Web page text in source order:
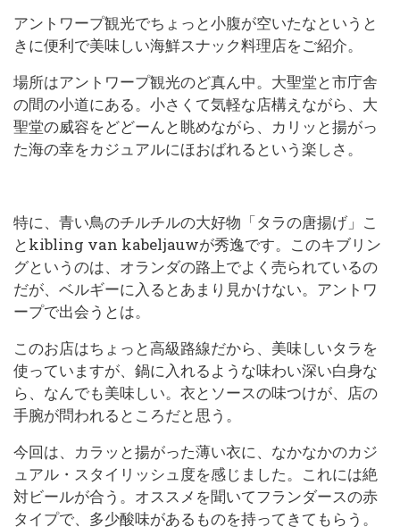
アントワープ観光でちょっと小腹が空いたなというと
きに便利で美味しい海鮮スナック料理店をご紹介。
場所はアントワープ観光のど真ん中。大聖堂と市庁舎
の間の小道にある。小さくて気軽な店構えながら、大
聖堂の威容をどどーんと眺めながら、カリッと揚がっ
た海の幸をカジュアルにほおばれるという楽しさ。
特に、青い鳥のチルチルの大好物「タラの唐揚げ」こ
とkibling van kabeljauwが秀逸です。このキブリン
グというのは、オランダの路上でよく売られているの
だが、ベルギーに入るとあまり見かけない。アントワ
ープで出会うとは。
このお店はちょっと高級路線だから、美味しいタラを
使っていますが、鍋に入れるような味わい深い白身な
ら、なんでも美味しい。衣とソースの味つけが、店の
手腕が問われるところだと思う。
今回は、カラッと揚がった薄い衣に、なかなかのカジ
ュアル・スタイリッシュ度を感じました。これには絶
対ビールが合う。オススメを聞いてフランダースの赤
タイプで、多少酸味があるものを持ってきてもらう。